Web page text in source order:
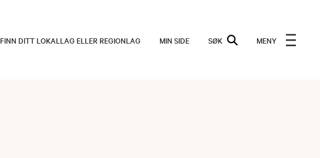
FINN DITT LOKALLAG ELLER REGIONLAG MIN SIDE SØK MENY